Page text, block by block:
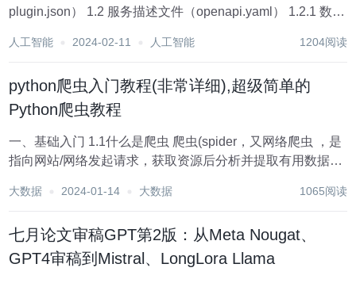
plugin.json） 1.2 服务描述文件（openapi.yaml） 1.2.1 数据
人工智能 2024-02-11 人工智能 1204阅读
python爬虫入门教程(非常详细),超级简单的
Python爬虫教程
一、基础入门 1.1什么是爬虫 爬虫(spider，又网络爬虫 ，是
指向网站/网络发起请求，获取资源后分析并提取有用数据的
行为，把站点返回的HTML代码/JSON数据/二进制数据（图
大数据 2024-01-14 大数据 1065阅读
七月论文审稿GPT第2版：从Meta Nougat、
GPT4审稿到Mistral、LongLora Llama